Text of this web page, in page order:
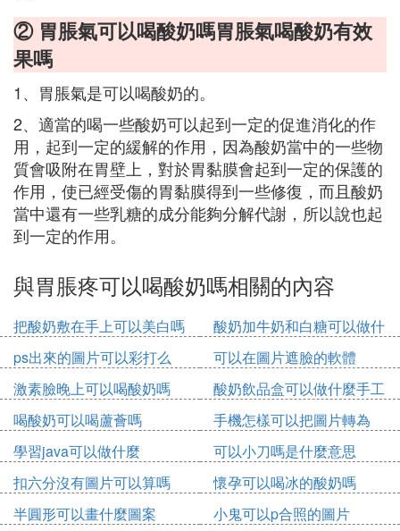
② 胃脹氣可以喝酸奶嗎胃脹氣喝酸奶有效
果嗎
1、胃脹氣是可以喝酸奶的。
2、適當的喝一些酸奶可以起到一定的促進消化的作
用，起到一定的緩解的作用，因為酸奶當中的一些物
質會吸附在胃壁上，對於胃黏膜會起到一定的保護的
作用，使已經受傷的胃黏膜得到一些修復，而且酸奶
當中還有一些乳糖的成分能夠分解代謝，所以說也起
到一定的作用。
與胃脹疼可以喝酸奶嗎相關的內容
把酸奶敷在手上可以美白嗎
酸奶加牛奶和白糖可以做什
麼
ps出來的圖片可以彩打么
可以在圖片遮臉的軟體
激素臉晚上可以喝酸奶嗎
酸奶飲品盒可以做什麼手工
喝酸奶可以喝蘆薈嗎
手機怎樣可以把圖片轉為
pdf
學習java可以做什麼
可以小刀嗎是什麼意思
扣六分沒有圖片可以算嗎
懷孕可以喝冰的酸奶嗎
半圓形可以畫什麼圖案
小鬼可以p合照的圖片